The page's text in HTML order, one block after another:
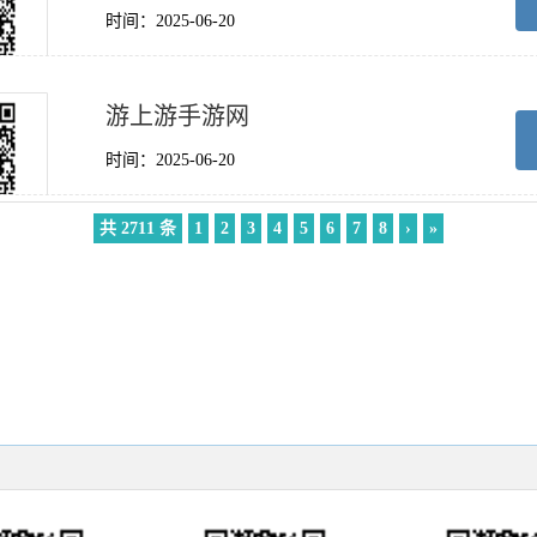
时间：2025-06-20
游上游手游网
时间：2025-06-20
共 2711 条 1 2 3 4 5 6 7 8 › »